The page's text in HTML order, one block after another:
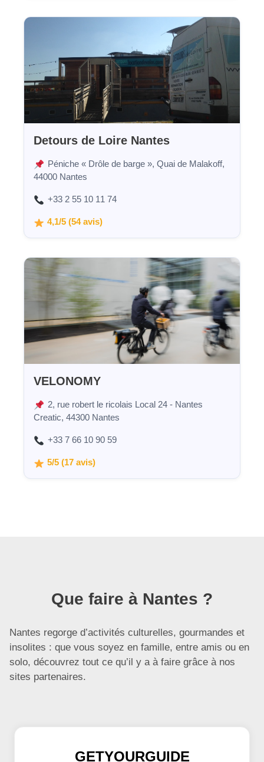
Detours de Loire Nantes
Péniche « Drôle de barge », Quai de Malakoff,
44000 Nantes
+33 2 55 10 11 74
4,1/5 (54 avis)
VELONOMY
2, rue robert le ricolais Local 24 - Nantes
Creatic, 44300 Nantes
+33 7 66 10 90 59
5/5 (17 avis)
Que faire à Nantes ?
Nantes regorge d’activités culturelles, gourmandes et
insolites : que vous soyez en famille, entre amis ou en
solo, découvrez tout ce qu’il y a à faire grâce à nos
sites partenaires.
GETYOURGUIDE